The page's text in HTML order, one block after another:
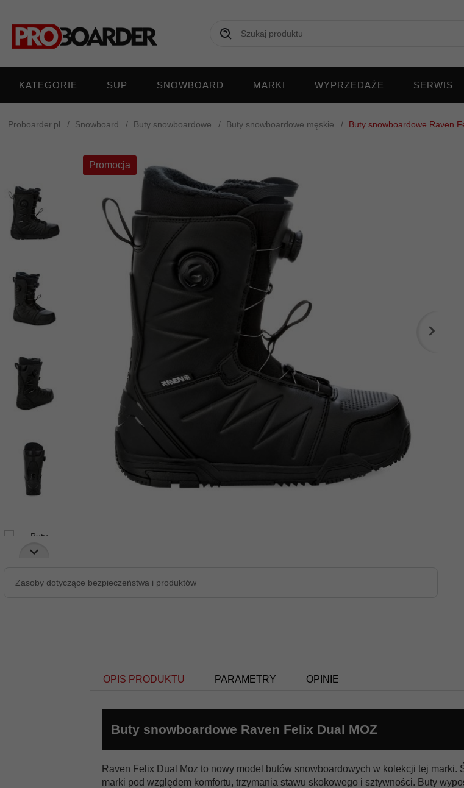
KATEGORIE SUP SNOWBOARD MARKI WYPRZEDAŻE SERWIS
Proboarder.pl Snowboard Buty snowboardowe Buty snowboardowe męskie Buty snowboardowe Raven
Promocja
Zasoby dotyczące bezpieczeństwa i produktów
OPIS PRODUKTU PARAMETRY OPINIE
Buty snowboardowe Raven Felix Dual MOZ
Raven Felix Dual Moz to nowy model butów snowboardowych w kolekcji tej marki.
marki pod względem komfortu, trzymania stawu skokowego i sztywności. Buty
Płeć: męskie